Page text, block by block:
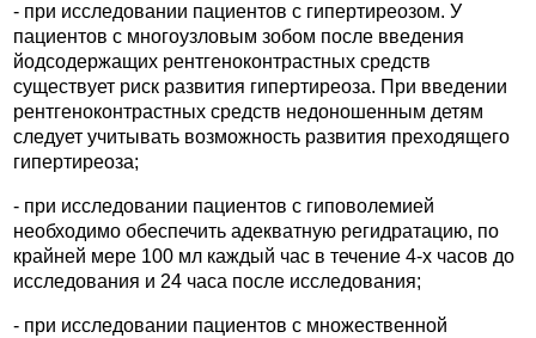
- при исследовании пациентов с гипертиреозом. У
пациентов с многоузловым зобом после введения
йодсодержащих рентгеноконтрастных средств
существует риск развития гипертиреоза. При введении
рентгеноконтрастных средств недоношенным детям
следует учитывать возможность развития преходящего
гипертиреоза;
- при исследовании пациентов с гиповолемией
необходимо обеспечить адекватную регидратацию, по
крайней мере 100 мл каждый час в течение 4-х часов до
исследования и 24 часа после исследования;
- при исследовании пациентов с множественной